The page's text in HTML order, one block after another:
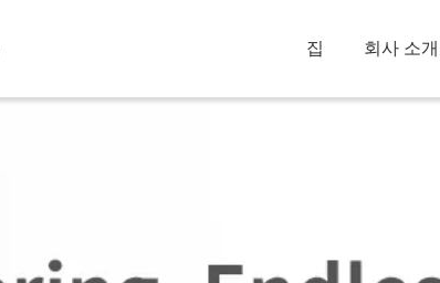
집 회사 소개